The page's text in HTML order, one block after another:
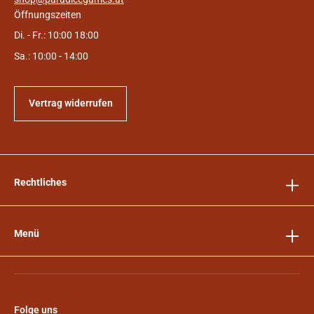
Öffnungszeiten
Di. - Fr.: 10:00 18:00
Sa.: 10:00 - 14:00
Vertrag widerrufen
Rechtliches
Menü
Folge uns